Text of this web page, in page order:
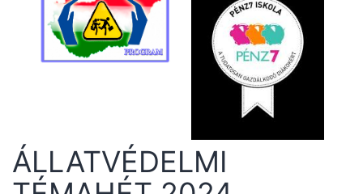
ÁLLATVÉDELMI